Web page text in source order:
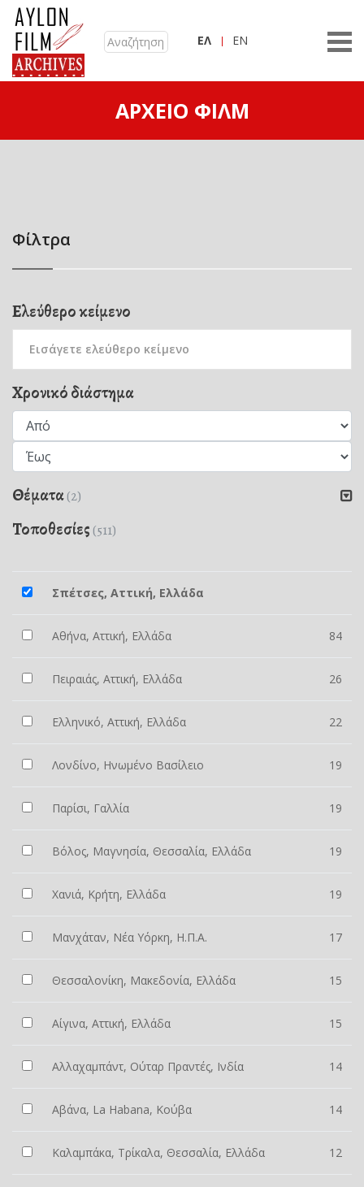
ΕΛ EN
ΑΡΧΕΊΟ ΦΙΛΜ
Φίλτρα
Ελεύθερο κείμενο
Χρονικό διάστημα
Θέματα(2)
Τοποθεσίες (511)
Σπέτσες, Αττική, Ελλάδα
Αθήνα, Αττική, Ελλάδα 84
Πειραιάς, Αττική, Ελλάδα 26
Ελληνικό, Αττική, Ελλάδα 22
Λονδίνο, Ηνωμένο Βασίλειο 19
Παρίσι, Γαλλία 19
Βόλος, Μαγνησία, Θεσσαλία, Ελλάδα 19
Χανιά, Κρήτη, Ελλάδα 19
Μανχάταν, Νέα Υόρκη, Η.Π.Α. 17
Θεσσαλονίκη, Μακεδονία, Ελλάδα 15
Αίγινα, Αττική, Ελλάδα 15
Αλλαχαμπάντ, Ούταρ Πραντές, Ινδία 14
Αβάνα, La Habana, Κούβα 14
Καλαμπάκα, Τρίκαλα, Θεσσαλία, Ελλάδα 12